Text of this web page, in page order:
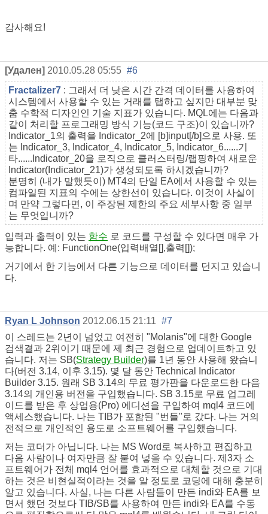
감사해요!
[Удален] 2010.05.28 05:55 #6
Fractalizer7 : 그래서 더 낮은 시간 간격 데이터를 사용하여
시스템에서 사용할 수 있는 거래를 탭하고 싶지만 대부분 맞
춤 수학적 디자인인 기술 지표가 있습니다. MQL에는 다음과
같이 처리할 프로그래밍 방식 기능(코드 구조)이 있습니까?
Indicator_1의 출력을 Indicator_2에 [b]input[/b]으로 사용. 또
는 Indicator_3, Indicator_4, Indicator_5, Indicator_6......기
타......Indicator_20을 로직으로 클러스터링/랩핑하여 새로운
Indicator(Indicator_21)가 생성되도록 하시겠습니까?
분명히 (내가 말했듯이) MT4의 단일 EA에서 사용할 수 있는
컴파일된 지표의 수에는 상한선이 있습니다. 이것이 사실이
며 만약 그렇다면, 이 주장된 제한의 주요 세부사항 중 일부
는 무엇입니까?
입력과 출력이 있는 함수 로 코드를 구성할 수 있다면 매우 가
능합니다. 예: FunctionOne(입력배열[],출력[]);
거기에서 한 기능에서 다른 기능으로 데이터를 던지고 있습니
다.
Ryan L Johnson 2012.06.15 21:11 #7
이 스레드는 2년이 넘었고 여전히 "Molanis"에 대한 Google
검색결과 2위이기 때문에 제 최근 경험으로 업데이트하고 있
습니다. 저는 SB(Strategy Builder)를 1년 동안 사용해 왔습니
다(버전 3.14, 이후 3.15). 몇 달 동안 Technical Indicator
Builder 3.15. 원래 SB 3.14의 무료 평가판을 다운로드한 다음
3.14의 개인용 버전을 구입했습니다. SB 3.15로 무료 업그레
이드를 받은 후 상업용(Pro) 에디션을 구입하여 mql4 코드에
액세스했습니다. 나는 TIB가 포함된 "번들"로 갔다. 나는 거의
전적으로 개인적인 용도로 소프트웨어를 구입했습니다.
저는 코더가 아닙니다. 나는 MS Word로 복사하고 편집하고
다음 사람이나 여자만큼 잘 붙여 넣을 수 있습니다. 제3자 소
프트웨어가 전체 mql4 언어를 효과적으로 대체할 것으로 기대
하는 것은 비현실적이라는 것을 알 정도로 코딩에 대해 충분히
알고 있습니다. 사실, 나는 다른 사람들이 만든 indi와 EA를 보
면서 했던 것보다 TIB/SB를 사용하여 만든 indi와 EA를 수동